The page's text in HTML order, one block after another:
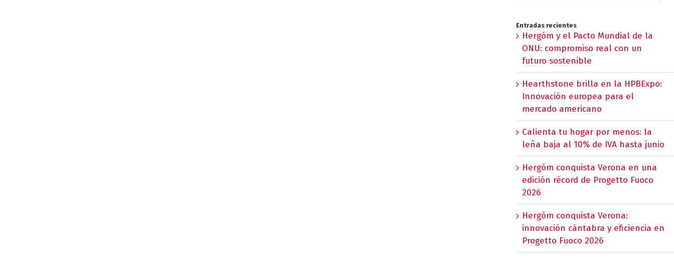
Entradas recientes
Hergóm y el Pacto Mundial de la
ONU: compromiso real con un
futuro sostenible
Hearthstone brilla en la HPBExpo:
Innovación europea para el
mercado americano
Calienta tu hogar por menos: la
leña baja al 10% de IVA hasta junio
Hergóm conquista Verona en una
edición récord de Progetto Fuoco
2026
Hergóm conquista Verona:
innovación cántabra y eficiencia en
Progetto Fuoco 2026